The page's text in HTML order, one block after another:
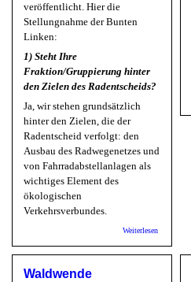
veröffentlicht. Hier die
Stellungnahme der Bunten
Linken:
1) Steht Ihre
Fraktion/Gruppierung hinter
den Zielen des Radentscheids?
Ja, wir stehen grundsätzlich
hinter den Zielen, die der
Radentscheid verfolgt: den
Ausbau des Radwegenetzes und
von Fahrradabstellanlagen als
wichtiges Element des
ökologischen
Verkehrsverbundes.
Weiterlesen
Waldwende